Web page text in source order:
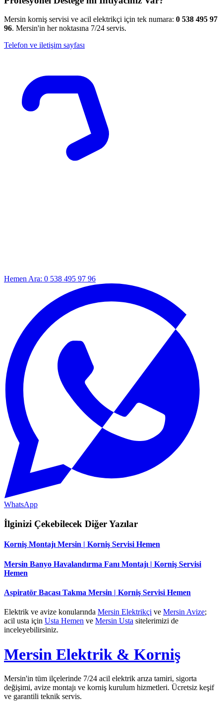
Mersin korniş servisi ve acil elektrikçi için tek numara: 0 538 495 97
96. Mersin'in her noktasına 7/24 servis.
Telefon ve iletişim sayfası
Hemen Ara: 0 538 495 97 96
WhatsApp
İlginizi Çekebilecek Diğer Yazılar
Korniş Montajı Mersin | Korniş Servisi Hemen
Mersin Banyo Havalandırma Fanı Montajı | Korniş Servisi
Hemen
Aspiratör Bacası Takma Mersin | Korniş Servisi Hemen
Elektrik ve avize konularında Mersin Elektrikçi ve Mersin Avize;
acil usta için Usta Hemen ve Mersin Usta sitelerimizi de
inceleyebilirsiniz.
Mersin Elektrik & Korniş
Mersin'in tüm ilçelerinde 7/24 acil elektrik arıza tamiri, sigorta
değişimi, avize montajı ve korniş kurulum hizmetleri. Ücretsiz keşif
ve garantili teknik servis.